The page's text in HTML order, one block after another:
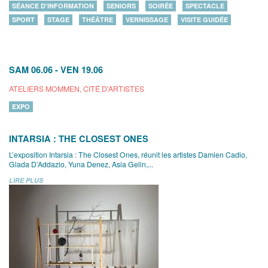
SÉANCE D'INFORMATION
SENIORS SOIRÉE
SPECTACLE
SPORT
STAGE THÉÂTRE VERNISSAGE VISITE GUIDÉE
SAM 06.06 - VEN 19.06
ATELIERS MOMMEN, CITÉ D'ARTISTES
EXPO
INTARSIA : THE CLOSEST ONES
L’exposition Intarsia : The Closest Ones, réunit les artistes Damien Cadio,
Giada D’Addazio, Yuna Denez, Asia Gelin,...
LIRE PLUS